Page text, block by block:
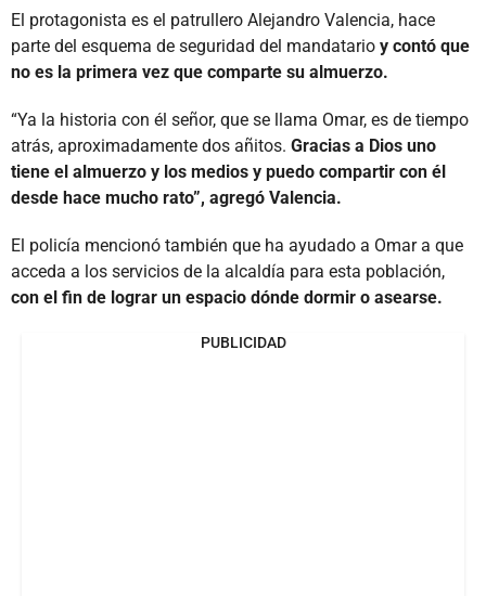
El protagonista es el patrullero Alejandro Valencia, hace
parte del esquema de seguridad del mandatario y contó que
no es la primera vez que comparte su almuerzo.
“Ya la historia con él señor, que se llama Omar, es de tiempo
atrás, aproximadamente dos añitos. Gracias a Dios uno
tiene el almuerzo y los medios y puedo compartir con él
desde hace mucho rato”, agregó Valencia.
El policía mencionó también que ha ayudado a Omar a que
acceda a los servicios de la alcaldía para esta población,
con el fin de lograr un espacio dónde dormir o asearse.
PUBLICIDAD